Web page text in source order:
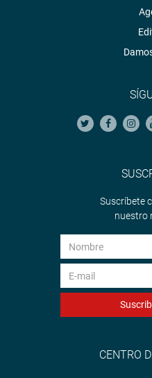
Suscríbete
nuestro
CENTRO